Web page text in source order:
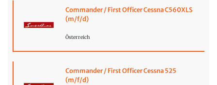
Commander / First Officer Cessna C560XLS
(m/f/d)
Österreich
Commander / First Officer Cessna 525
(m/f/d)